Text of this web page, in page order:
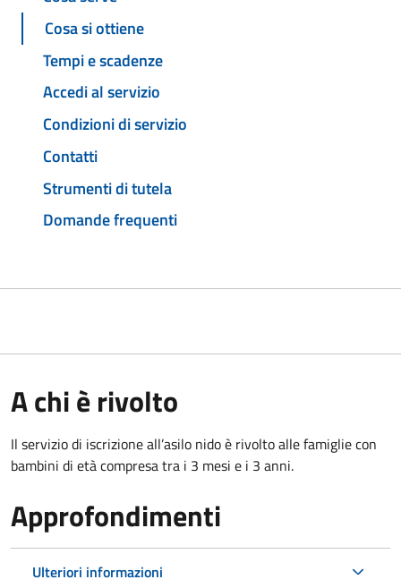
Cosa si ottiene
Tempi e scadenze
Accedi al servizio
Condizioni di servizio
Contatti
Strumenti di tutela
Domande frequenti
A chi è rivolto
Il servizio di iscrizione all’asilo nido è rivolto alle famiglie con
bambini di età compresa tra i 3 mesi e i 3 anni.
Approfondimenti
Ulteriori informazioni